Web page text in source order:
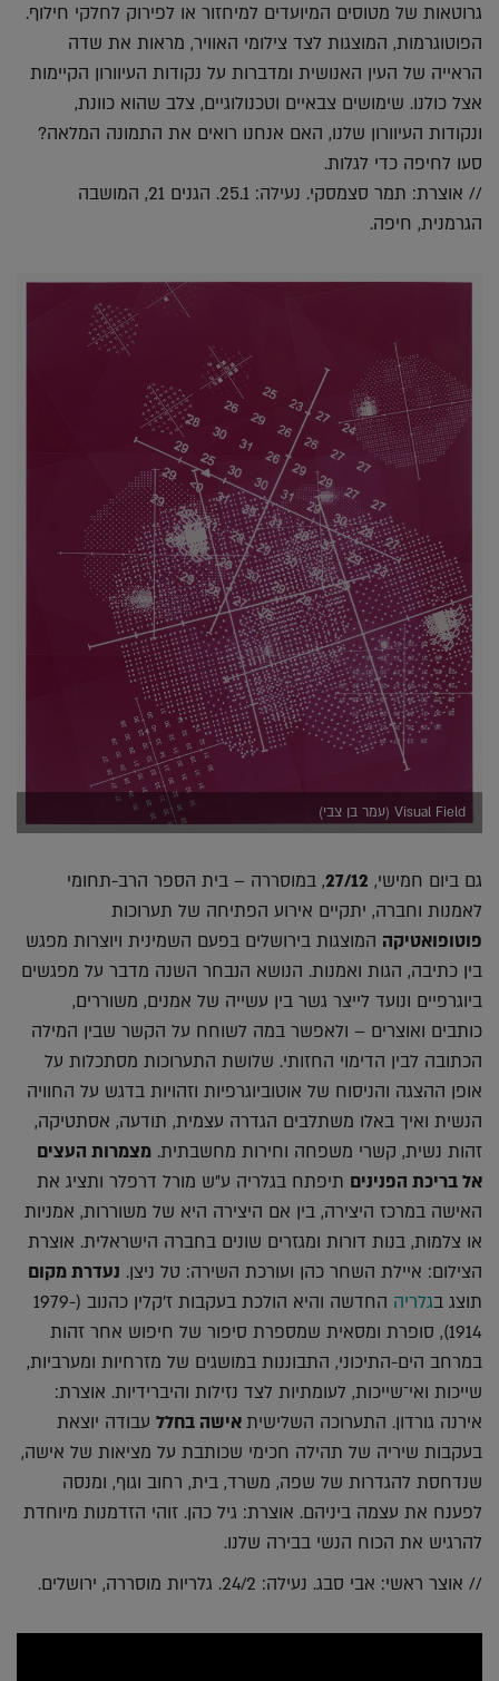
גרוטאות של מטוסים המיועדים למיחזור או לפירוק לחלקי חילוף.
הפוטוגרמות, המוצגות לצד צילומי האוויר, מראות את שדה
הראייה של העין האנושית ומדברות על נקודות העיוורון הקיימות
אצל כולנו. שימושים צבאיים וטכנולוגיים, צלב שהוא כוונת,
ונקודות העיוורון שלנו, האם אנחנו רואים את התמונה המלאה?
סעו לחיפה כדי לגלות.
// אוצרת: תמר סצמסקי. נעילה: 25.1. הגנים 21, המושבה
הגרמנית, חיפה.
Visual Field (עמר בן צבי)
גם ביום חמישי, 27/12, במוסררה – בית הספר הרב-תחומי
לאמנות וחברה, יתקיים אירוע הפתיחה של תערוכות
פוטופואטיקה המוצגות בירושלים בפעם השמינית ויוצרות מפגש
בין כתיבה, הגות ואמנות. הנושא הנבחר השנה מדבר על מפגשים
ביוגרפיים ונועד לייצר גשר בין עשייה של אמנים, משוררים,
כותבים ואוצרים – ולאפשר במה לשוחח על הקשר שבין המילה
הכתובה לבין הדימוי החזותי. שלושת התערוכות מסתכלות על
אופן ההצגה והניסוח של אוטוביוגרפיות וזהויות בדגש על החוויה
הנשית ואיך באלו משתלבים הגדרה עצמית, תודעה, אסתטיקה,
זהות נשית, קשרי משפחה וחירות מחשבתית. מצמרות העצים
אל בריכת הפנינים תיפתח בגלריה ע"ש מורל דרפלר ותציג את
האישה במרכז היצירה, בין אם היצירה היא של משוררות, אמניות
או צלמות, בנות דורות ומגזרים שונים בחברה הישראלית. אוצרת
הצילום: איילת השחר כהן ועורכת השירה: טל ניצן. נעדרת מקום
תוצג בגלריה
החדשה והיא הולכת בעקבות ז'קלין כהנוב (1979-
1914), סופרת ומסאית שמספרת סיפור של חיפוש אחר זהות
במרחב הים-התיכוני, התבוננות במושגים של מזרחיות ומערביות,
שייכות ואי־שייכות, לעומתיות לצד נזילות והיברידיות. אוצרת:
אירנה גורדון. התערוכה השלישיתאישה בחלל עבודה יוצאת
בעקבות שיריה של תהילה חכימי שכותבת על מציאות של אישה,
שנדחסת להגדרות של שפה, משרד, בית, רחוב וגוף, ומנסה
לפענח את עצמה ביניהם. אוצרת: גיל כהן. זוהי הזדמנות מיוחדת
להרגיש את הכוח הנשי בבירה שלנו.
// אוצר ראשי: אבי סבג. נעילה: 24/2. גלריות מוסררה, ירושלים.